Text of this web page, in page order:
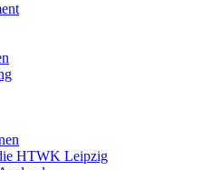
HTWK Leipzig